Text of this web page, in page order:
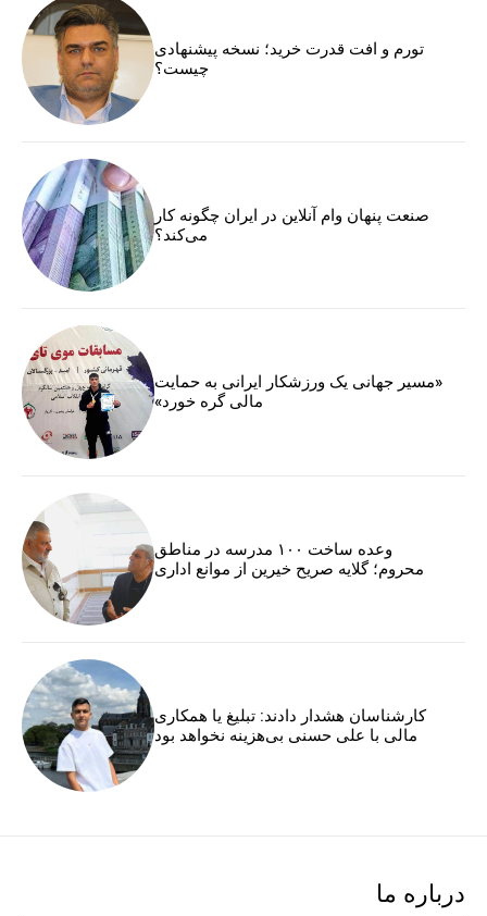
تورم و افت قدرت خرید؛ نسخه پیشنهادی
چیست؟
صنعت پنهان وام آنلاین در ایران چگونه کار
می‌کند؟
«مسیر جهانی یک ورزشکار ایرانی به حمایت
مالی گره خورد»
وعده ساخت ۱۰۰ مدرسه در مناطق
محروم؛ گلایه صریح خیرین از موانع اداری
کارشناسان هشدار دادند: تبلیغ یا همکاری
مالی با علی حسنی بی‌هزینه نخواهد بود
درباره ما